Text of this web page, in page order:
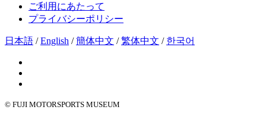
ご利用にあたって
プライバシーポリシー
日本語 /English /簡体中文 /繁体中文 / 한국어
© FUJI MOTORSPORTS MUSEUM